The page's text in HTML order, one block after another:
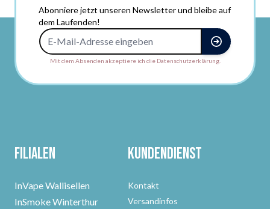
Abonniere jetzt unseren Newsletter und bleibe auf
dem Laufenden!
Mit dem Absenden akzeptiere ich die Datenschutzerklärung.
Filialen
InVape Wallisellen
InSmoke Winterthur
Kundendienst
Kontakt
Versandinfos